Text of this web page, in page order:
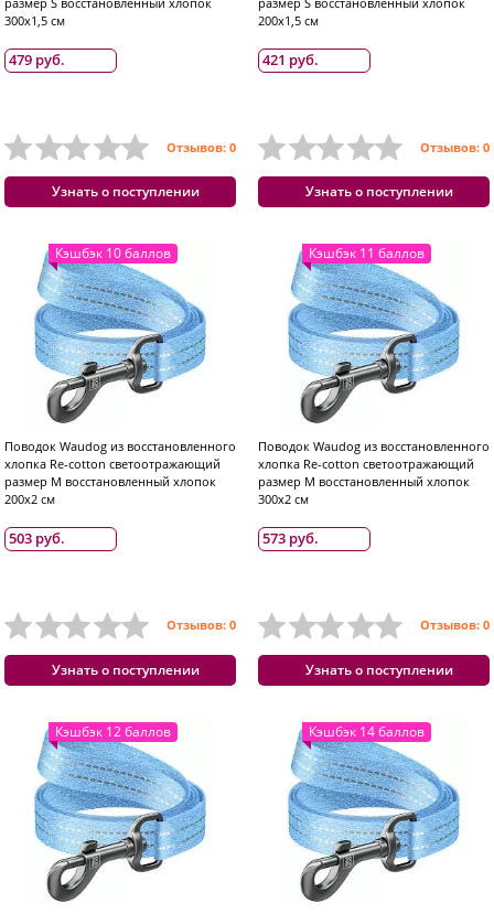
300x1,5 см
479 руб.
Отзывов: 0
Узнать о поступлении
200x1,5 см
421 руб.
Отзывов: 0
Узнать о поступлении
Кэшбэк 10 баллов
Поводок Waudog из восстановленного
хлопка Re-cotton светоотражающий
размер M восстановленный хлопок
200x2 см
503 руб.
Отзывов: 0
Узнать о поступлении
Кэшбэк 11 баллов
Поводок Waudog из восстановленного
хлопка Re-cotton светоотражающий
размер M восстановленный хлопок
300x2 см
573 руб.
Отзывов: 0
Узнать о поступлении
Кэшбэк 12 баллов Кэшбэк 14 баллов